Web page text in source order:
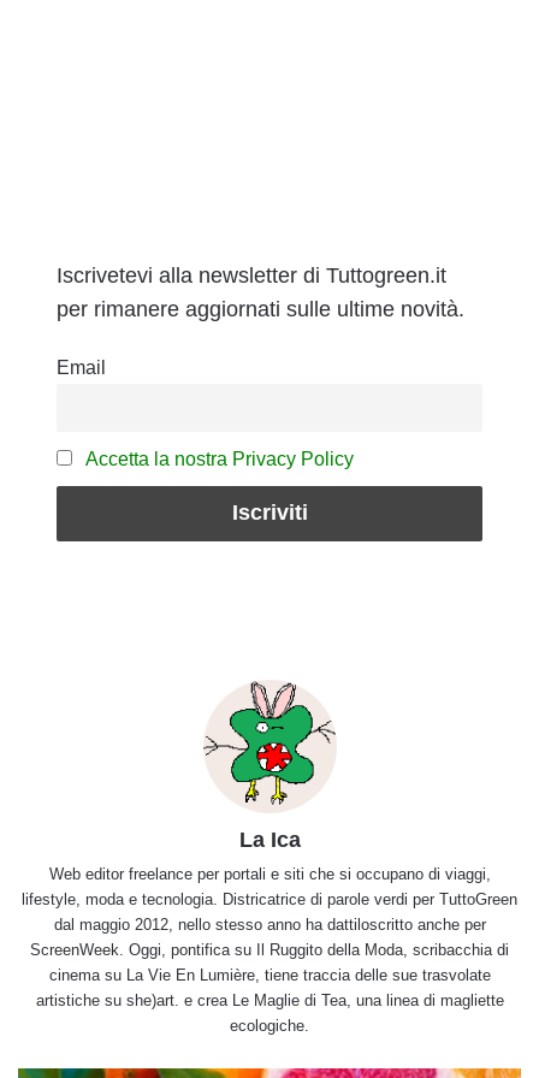
Iscrivetevi alla newsletter di Tuttogreen.it
per rimanere aggiornati sulle ultime novità.
Email
Accetta la nostra Privacy Policy
La Ica
Web editor freelance per portali e siti che si occupano di viaggi,
lifestyle, moda e tecnologia. Districatrice di parole verdi per TuttoGreen
dal maggio 2012, nello stesso anno ha dattiloscritto anche per
ScreenWeek. Oggi, pontifica su Il Ruggito della Moda, scribacchia di
cinema su La Vie En Lumière, tiene traccia delle sue trasvolate
artistiche su she)art. e crea Le Maglie di Tea, una linea di magliette
ecologiche.